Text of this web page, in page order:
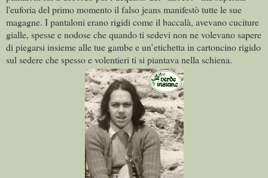
l'euforia del primo momento il falso jeans manifestò tutte le sue
magagne. I pantaloni erano rigidi come il baccalà, avevano cuciture
gialle, spesse e nodose che quando ti sedevi non ne volevano sapere
di piegarsi insieme alle tue gambe e un’etichetta in cartoncino rigido
sul sedere che spesso e volentieri ti si piantava nella schiena.